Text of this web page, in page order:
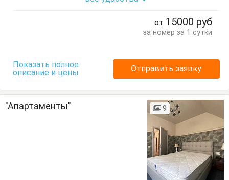
от 15000 руб
за номер за 1 сутки
Показать полное
описание и цены
Отправить заявку
"Апартаменты" 9